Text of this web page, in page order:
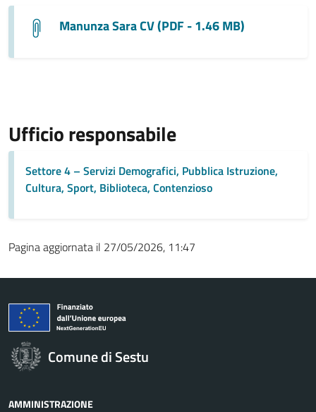
Manunza Sara CV (PDF - 1.46 MB)
Ufficio responsabile
Settore 4 – Servizi Demografici, Pubblica Istruzione,
Cultura, Sport, Biblioteca, Contenzioso
Pagina aggiornata il 27/05/2026, 11:47
Comune di Sestu
AMMINISTRAZIONE